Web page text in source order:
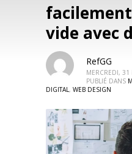
vide avec
RefGG
MERCREDI, 31
PUBLIÉ DANS
DIGITAL, WEB DESIGN